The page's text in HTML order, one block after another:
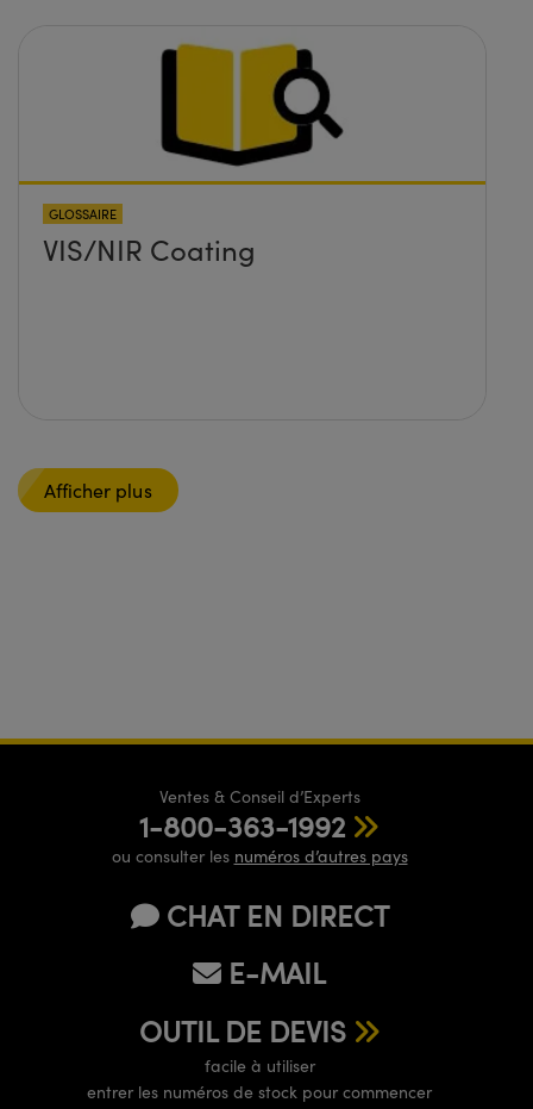
GLOSSAIRE
VIS/NIR Coating
Afficher plus
Ventes & Conseil d’Experts
1-800-363-1992
ou consulter les numéros d’autres pays
CHAT EN DIRECT
E-MAIL
OUTIL DE DEVIS
facile à utiliser
entrer les numéros de stock pour commencer